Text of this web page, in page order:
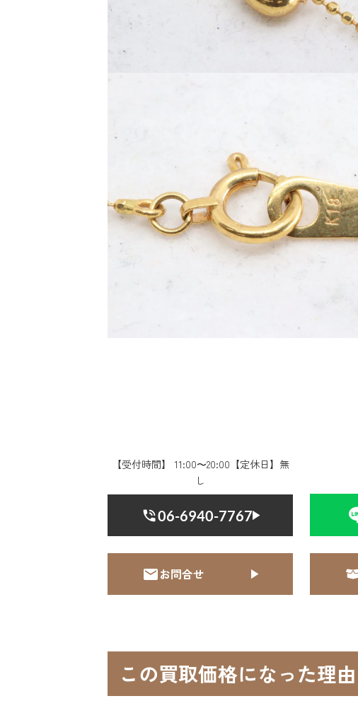
【受付時間】 11:00〜20:00【定休日】無
し
06-6940-7767
お問合せ
この買取価格になった理由